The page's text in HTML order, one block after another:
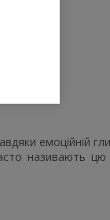
емоційній
називають цю